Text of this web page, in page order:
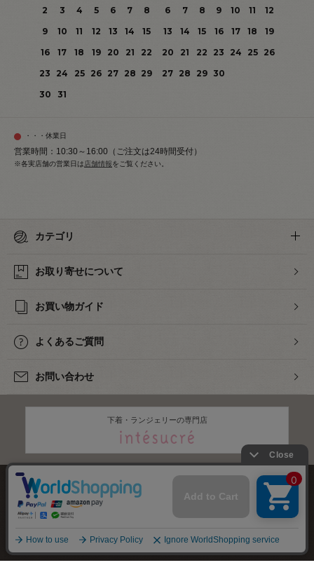
2
3 4 5 6 7
8
9
10 11 12 13 14
15
16
17 18 19 20 21
22
23
24 25 26 27 28 29
30
31
6
7 8 9 10 11
12
13
14 15 16 17 18
19
20
21 22 23 24 25
26
27 28 29 30
・・・休業日
営業時間：10:30～16:00（ご注文は24時間受付）
※各実店舗の営業日は店舗情報をご覧ください。
カテゴリ
お取り寄せについて
お買い物ガイド
よくあるご質問
お問い合わせ
下着・ランジェリーの専門店
株式会社オカダヤ
特定商取引法に基づく表記 プライバシーポリシー サイトマップ
2012-2026OKADAYA CO.,LTD.